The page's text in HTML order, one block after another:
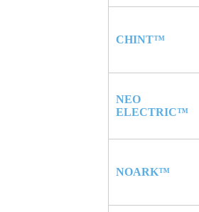
CHINT™
NEO
ELECTRIC™
NOARK™